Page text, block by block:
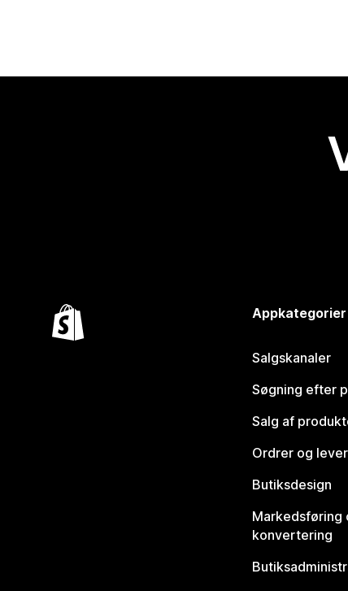
Appkategorier
Salgskanaler
Søgning efter
Salg af
Ordrer og
Butiksdesign
Markedsføring
konvertering